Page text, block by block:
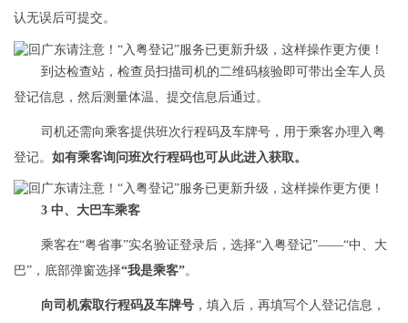
认无误后可提交。
到达检查站，检查员扫描司机的二维码核验即可带出全车人员
登记信息，然后测量体温、提交信息后通过。
司机还需向乘客提供班次行程码及车牌号，用于乘客办理入粤
登记。 如有乘客询问班次行程码也可从此进入获取。
3 中、大巴车乘客
乘客在“粤省事”实名验证登录后，选择“入粤登记”——“中、大
巴”，底部弹窗选择“我是乘客”。
向司机索取行程码及车牌号 ，填入后，再填写个人登记信息，